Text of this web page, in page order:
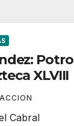
Potro
XLVIII
Cabral